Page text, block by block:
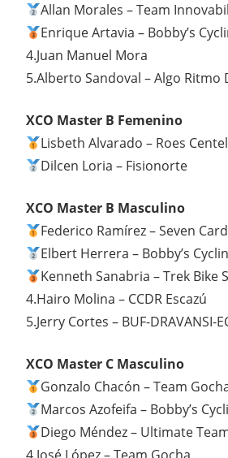
Allan Morales – Team
Enrique Artavia – Bobby’s
4.Juan Manuel Mora
5.Alberto Sandoval – Algo Ritmo
XCO Master B Femenino
Lisbeth Alvarado – Roes
Dilcen Loria – Fisionorte
XCO Master B Masculino
Federico Ramírez – Seven
Elbert Herrera – Bobby’s
Kenneth Sanabria – Trek Bike
4.Hairo Molina – CCDR Escazú
5.Jerry Cortes – BUF-DRAVANSI-
XCO Master C Masculino
Gonzalo Chacón – Team
Marcos Azofeifa – Bobby’s
Diego Méndez – Ultimate